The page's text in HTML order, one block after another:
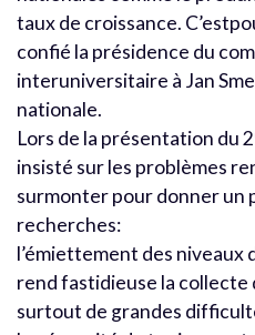
taux de croissance.
confié la présidence du
interuniversitaire à Jan
nationale.
Lors de la présentation du
insisté sur les problèmes
surmonter pour donner un
recherches:
l’émiettement des niveaux
rend fastidieuse la collecte
surtout de grandes